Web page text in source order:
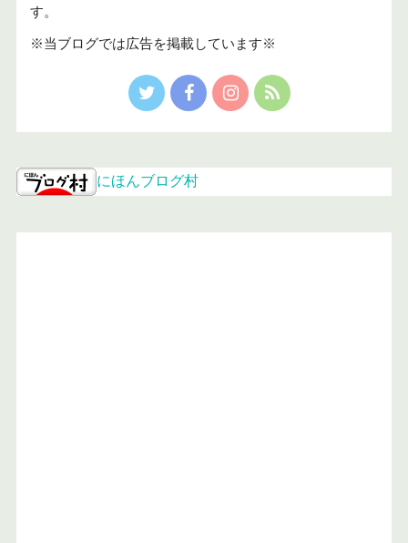
す。
※当ブログでは広告を掲載しています※
にほんブログ村